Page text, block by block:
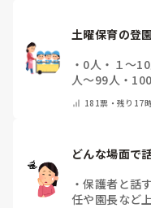
土曜保育の登
・ 0人 ・ １～
人～99人 ・
181票・残り17
どんな場面で
・保護者と話
任や園長など